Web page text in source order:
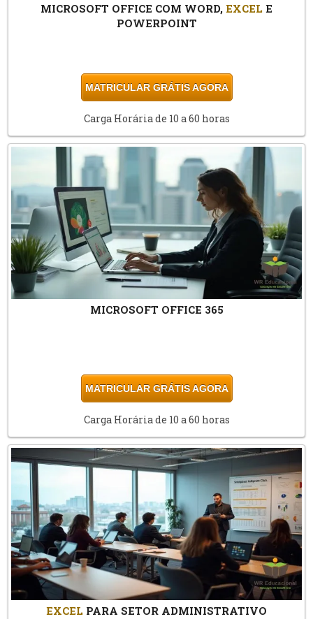
MICROSOFT OFFICE COM WORD, EXCEL E
POWERPOINT
MATRICULAR GRÁTIS AGORA
Carga Horária de 10 a 60 horas
MICROSOFT OFFICE 365
MATRICULAR GRÁTIS AGORA
Carga Horária de 10 a 60 horas
EXCEL PARA SETOR ADMINISTRATIVO